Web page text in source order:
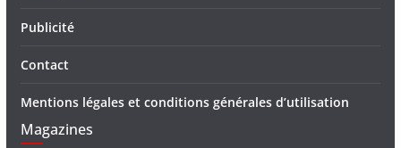
Publicité
Contact
Mentions légales et conditions générales d’utilisation
Magazines